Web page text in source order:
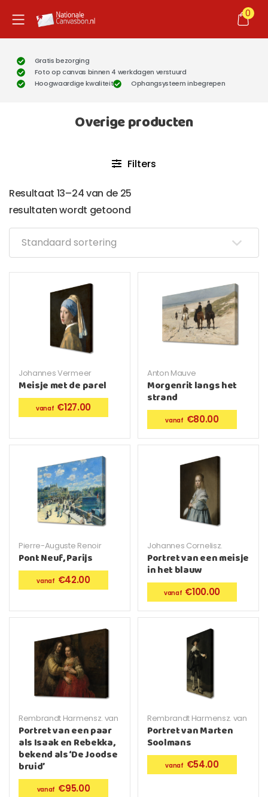
0
Gratis bezorging
Foto op canvas binnen 4 werkdagen verstuurd
Hoogwaardige kwaliteit
Ophangsysteem inbegrepen
Overige producten
Filters
Resultaat 13–24 van de 25
resultaten wordt getoond
Johannes Vermeer
Meisje met de parel
€127.00
Anton Mauve
Morgenrit langs het
strand
€80.00
Pierre-Auguste Renoir
Pont Neuf, Parijs
€42.00
Johannes Cornelisz.
Verspronck
Portret van een meisje
in het blauw
€100.00
Rembrandt Harmensz. van
Rijn
Portret van een paar
als Isaak en Rebekka,
bekend als ‘De Joodse
bruid’
€95.00
Rembrandt Harmensz. van
Rijn
Portret van Marten
Soolmans
€54.00